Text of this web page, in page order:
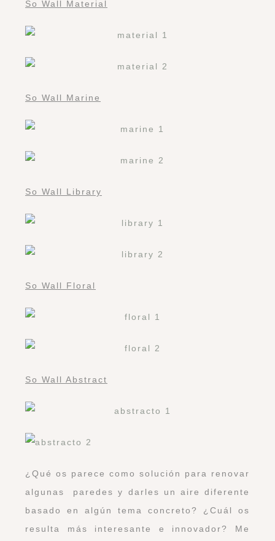
So Wall Material
So Wall Marine
So Wall Library
So Wall Floral
So Wall Abstract
¿Qué os parece como solución para renovar
algunas paredes y darles un aire diferente
basado en algún tema concreto? ¿Cuál os
resulta más interesante e innovador? Me